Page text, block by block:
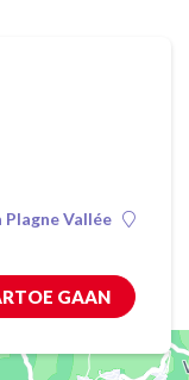
Plagne Vallée
GAAN